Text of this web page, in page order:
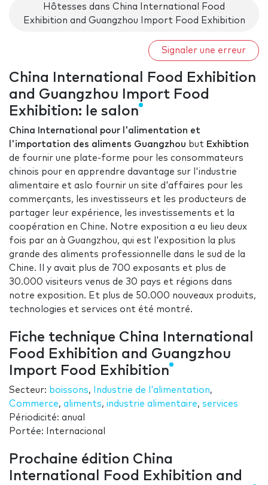
Hôtesses dans China International Food
Exhibition and Guangzhou Import Food Exhibition
Signaler une erreur
China International Food Exhibition
and Guangzhou Import Food
Exhibition: le salon
China International pour l'alimentation et
l'importation des aliments Guangzhou but Exhibtion
de fournir une plate-forme pour les consommateurs
chinois pour en apprendre davantage sur l'industrie
alimentaire et aslo fournir un site d'affaires pour les
commerçants, les investisseurs et les producteurs de
partager leur expérience, les investissements et la
coopération en Chine. Notre exposition a eu lieu deux
fois par an à Guangzhou, qui est l'exposition la plus
grande des aliments professionnelle dans le sud de la
Chine. Il y avait plus de 700 exposants et plus de
30.000 visiteurs venus de 30 pays et régions dans
notre exposition. Et plus de 50.000 nouveaux produits,
technologies et services ont été montré.
Fiche technique China International
Food Exhibition and Guangzhou
Import Food Exhibition
Secteur: boissons, Industrie de l'alimentation,
Commerce, aliments, industrie alimentaire, services
Périodicité: anual
Portée: Internacional
Prochaine édition China
International Food Exhibition and